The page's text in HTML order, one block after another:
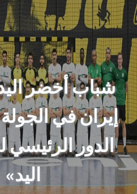
شباب أخضر
إيران في الجولة
الدور الرئيسي
اليد»